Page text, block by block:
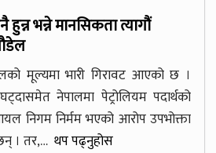
भन्ने मानसिकता त्यागौं
मूल्यमा भारी गिरावट आएको छ ।
घट्दासमेत नेपालमा पेट्रोलियम पदार्थको
निगम निर्मम भएको आरोप उपभोक्ता
। तर,… थप पढ्नुहोस